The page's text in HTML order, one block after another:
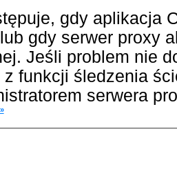
gdy aplikacja
gdy serwer proxy
Jeśli problem nie
funkcji śledzenia
serwera